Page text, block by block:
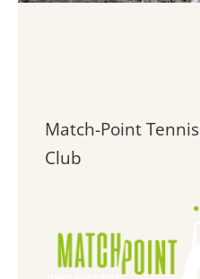
Match-Point Tennis
Club